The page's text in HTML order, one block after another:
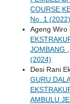
COURSE
No. 1 (2022)
Ageng Wiro
JOMBANG
(2024)
Desi Rani
GURU
AMBULU